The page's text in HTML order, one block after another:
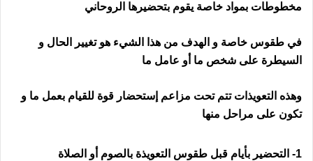
مخطوطات بمواد خاصة يقوم بتحضيرها الروحاني
في طقوس خاصة و الهدف من هذا الشيء هو تغيير الحال و
السيطرة على شخص ما أو عامل ما
وهذه التعويذات تتم تحت مزاعم إستحضار قوة للقيام بعمل ما و
تكون على مراحل منها
1- التحضير بأيام قبل طقوس التعويذة بالصوم أو الصلاة